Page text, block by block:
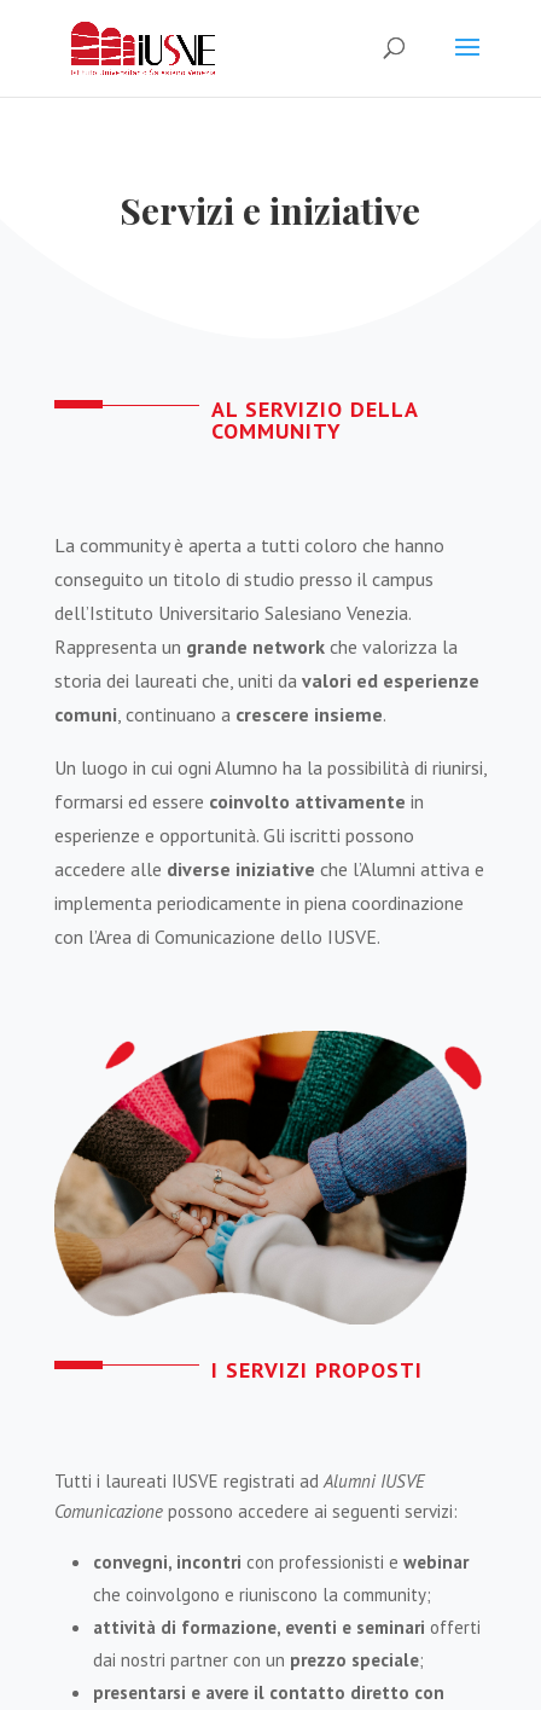
Servizi e iniziative
AL SERVIZIO DELLA
COMMUNITY
La community è aperta a tutti coloro che hanno
conseguito un titolo di studio presso il campus
dell’Istituto Universitario Salesiano Venezia.
Rappresenta un grande networkche valorizza la
storia dei laureati che, uniti da valori ed esperienze
comuni, continuano a crescere insieme.
Un luogo in cui ogni Alumno ha la possibilità di riunirsi,
formarsi ed essere coinvolto attivamente in
esperienze e opportunità. Gli iscritti possono
accedere alle diverse iniziative che l’Alumni attiva e
implementa periodicamente in piena coordinazione
con l’Area di Comunicazione dello IUSVE.
I SERVIZI PROPOSTI
Tutti i laureati IUSVE registrati ad Alumni IUSVE
Comunicazionepossono accedere ai seguenti servizi:
convegni, incontri con professionisti e webinar
che coinvolgono e riuniscono la community;
attività di formazione, eventi e seminari offerti
dai nostri partner con un prezzo speciale;
presentarsi e avere il contatto diretto con